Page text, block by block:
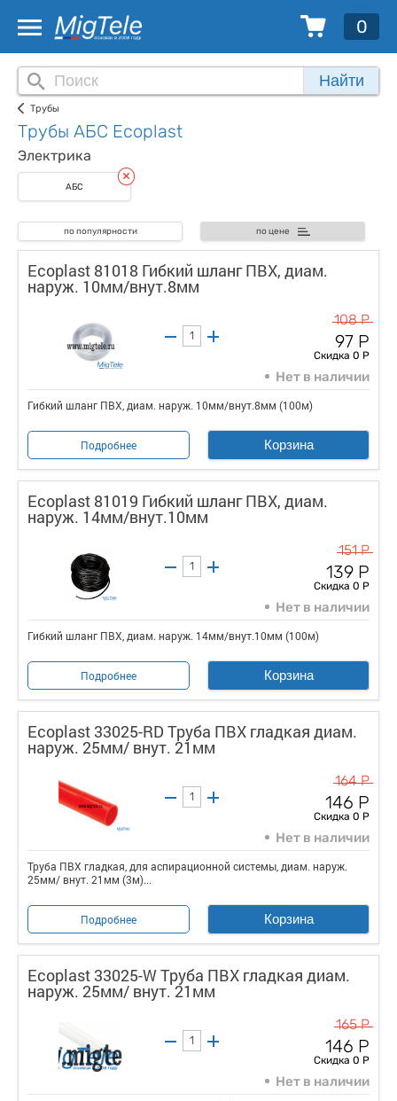
0
Найти
Трубы
Трубы АБС Ecoplast
Электрика
АБС
по популярности по цене
Ecoplast 81018 Гибкий шланг ПВХ, диам.
наруж. 10мм/внут.8мм
108 Р
97 Р
Скидка 0 Р
Нет в наличии
Гибкий шланг ПВХ, диам. наруж. 10мм/внут.8мм (100м)
Подробнее Корзина
Ecoplast 81019 Гибкий шланг ПВХ, диам.
наруж. 14мм/внут.10мм
151 Р
139 Р
Скидка 0 Р
Нет в наличии
Гибкий шланг ПВХ, диам. наруж. 14мм/внут.10мм (100м)
Подробнее Корзина
Ecoplast 33025-RD Труба ПВХ гладкая диам.
наруж. 25мм/ внут. 21мм
164 Р
146 Р
Скидка 0 Р
Нет в наличии
Труба ПВХ гладкая, для аспирационной системы, диам. наруж.
25мм/ внут. 21мм (3м)...
Подробнее Корзина
Ecoplast 33025-W Труба ПВХ гладкая диам.
наруж. 25мм/ внут. 21мм
165 Р
146 Р
Скидка 0 Р
Нет в наличии